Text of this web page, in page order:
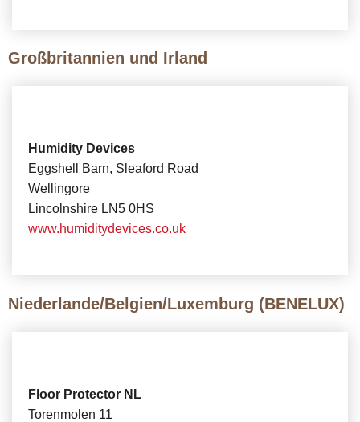
Großbritannien und Irland
Humidity Devices
Eggshell Barn, Sleaford Road
Wellingore
Lincolnshire LN5 0HS
www.humiditydevices.co.uk
Niederlande/Belgien/Luxemburg (BENELUX)
Floor Protector NL
Torenmolen 11